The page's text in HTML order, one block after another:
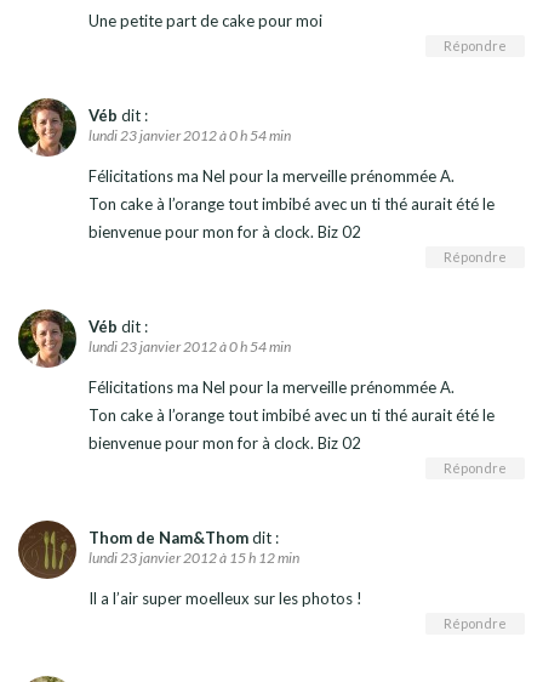
Une petite part de cake pour moi
Répondre
Véb dit :
lundi 23 janvier 2012 à 0 h 54 min
Félicitations ma Nel pour la merveille prénommée A.
Ton cake à l’orange tout imbibé avec un ti thé aurait été le
bienvenue pour mon for à clock. Biz 02
Répondre
Véb dit :
lundi 23 janvier 2012 à 0 h 54 min
Félicitations ma Nel pour la merveille prénommée A.
Ton cake à l’orange tout imbibé avec un ti thé aurait été le
bienvenue pour mon for à clock. Biz 02
Répondre
Thom de Nam&Thomdit :
lundi 23 janvier 2012 à 15 h 12 min
Il a l’air super moelleux sur les photos !
Répondre